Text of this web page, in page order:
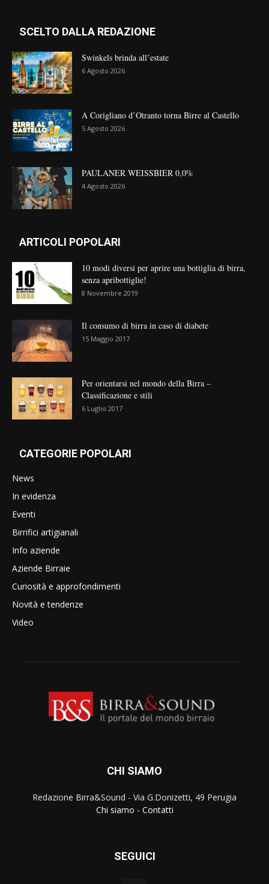
SCELTO DALLA REDAZIONE
Swinkels brinda all’estate
6 Agosto 2026
A Corigliano d’Otranto torna Birre al Castello
5 Agosto 2026
PAULANER WEISSBIER 0,0%
4 Agosto 2026
ARTICOLI POPOLARI
10 modi diversi per aprire una bottiglia di birra,
senza apribottiglie!
8 Novembre 2019
Il consumo di birra in caso di diabete
15 Maggio 2017
Per orientarsi nel mondo della Birra –
Classificazione e stili
6 Luglio 2017
CATEGORIE POPOLARI
News
In evidenza
Eventi
Birrifici artigianali
Info aziende
Aziende Birraie
Curiosità e approfondimenti
Novità e tendenze
Video
CHI SIAMO
Redazione Birra&Sound - Via G.Donizetti, 49 Perugia
Chi siamo - Contatti
SEGUICI